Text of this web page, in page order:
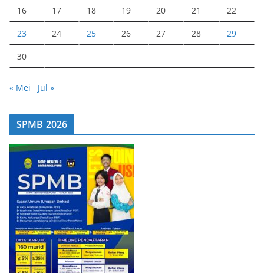
16 17 18 19 20 21 22
23 24 25 26 27 28 29
30
« Mei Jul »
SPMB 2026